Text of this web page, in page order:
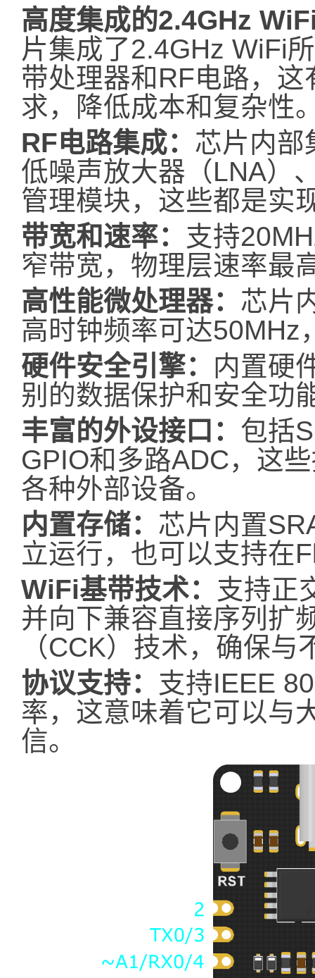
高度集成的2.4GHz
片集成了2.4GHz WiFi
带处理器和RF电路，
求，降低成本和复杂性
RF电路集成： 芯片内部
低噪声放大器（LNA）
管理模块，这些都是实
带宽和速率： 支持
窄带宽，物理层速率最
高性能微处理器： 芯片
高时钟频率可达50MHz
硬件安全引擎： 内置硬
别的数据保护和安全功
丰富的外设接口： 包括
GPIO和多路ADC，这
各种外部设备。
内置存储： 芯片内置
立运行，也可以支持在
WiFi基带技术： 支持正
并向下兼容直接序列扩
（CCK）技术，确保
协议支持： 支持IEEE
率，这意味着它可以与
信。